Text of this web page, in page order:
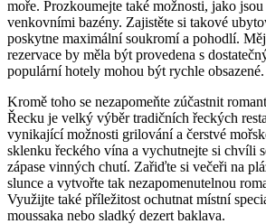
moře. Prozkoumejte také možnosti, jako
venkovními bazény. Zajistěte si takové
poskytne maximální soukromí a pohodlí.
rezervace by měla být provedena s
populární hotely mohou být rychle obsazené.
Kromě toho se nezapomeňte zúčastnit
Řecku je velký výběr tradičních řeckých
vynikající možnosti grilování a čerstvé
sklenku řeckého vína a vychutnejte si chvíli
zápase vinných chutí. Zařiďte si večeři na
slunce a vytvořte tak nezapomenutelnou
Využijte také příležitost ochutnat místní
moussaka nebo sladký dezert baklava.